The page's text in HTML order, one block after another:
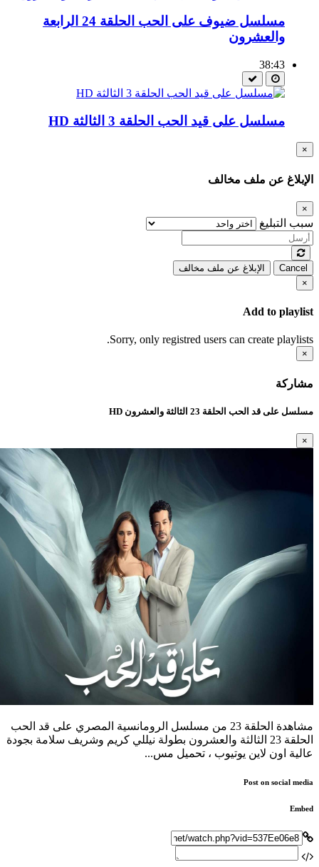
مسلسل ضيوف على الحب الحلقة 24 الرابعة
والعشرون
38:43
مسلسل على قيد الحب الحلقة 3 الثالثة HD
×
الإبلاغ عن ملف مخالف
×
سبب التبليغ
Cancel
الإبلاغ عن ملف مخالف
×
Add to playlist
Sorry, only registred users can create playlists.
×
مشاركة
مسلسل على قد الحب الحلقة 23 الثالثة والعشرون HD
×
مشاهدة الحلقة 23 من مسلسل الرومانسية المصري على قد الحب
الحلقة 23 الثالثة والعشرون بطولة نيللي كريم وشريف سلامة بجودة
عالية اون لاين يوتيوب ، تحميل مس...
Post on social media
Embed